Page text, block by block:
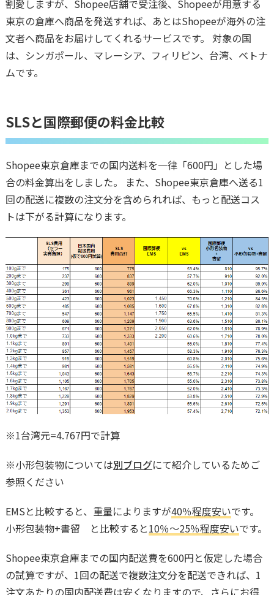
割愛しますが、Shopee店舗で受注後、Shopeeが用意する
東京の倉庫へ商品を発送すれば、あとはShopeeが海外の注
文者へ商品をお届けしてくれるサービスです。 対象の国
は、シンガポール、マレーシア、フィリピン、台湾、ベトナ
ムです。
SLSと国際郵便の料金比較
Shopee東京倉庫までの国内送料を一律「600円」とした場
合の料金算出をしました。 また、Shopee東京倉庫へ送る1
回の配送に複数の注文分を含められれば、もっと配送コス
トは下がる計算になります。
※1台湾元=4.767円で計算
※小形包装物については別ブログにて紹介しているためご
参照ください
EMSと比較すると、重量によりますが40％程度安いです。
小形包装物+書留 と比較すると10％～25％程度安いです。
Shopee東京倉庫までの国内配送費を600円と仮定した場合
の試算ですが、1回の配送で複数注文分を配送できれば、1